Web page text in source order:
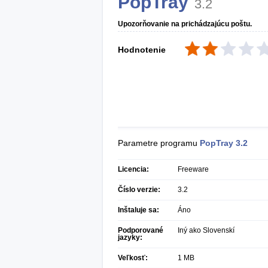
3.2
Upozorňovanie na prichádzajúcu poštu.
Hodnotenie
Parametre programu PopTray 3.2
Licencia: Freeware
Číslo verzie: 3.2
Inštaluje sa: Áno
Podporované
jazyky:
Iný ako Slovenskí
Veľkosť: 1 MB